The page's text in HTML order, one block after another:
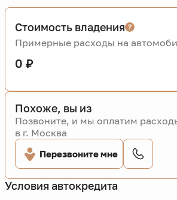
Условия автокредита
Стоимость владения
Примерные расходы на
0 ₽
Похоже, вы из
Позвоните, и мы оплатим
в г. Москва
Перезвоните мне